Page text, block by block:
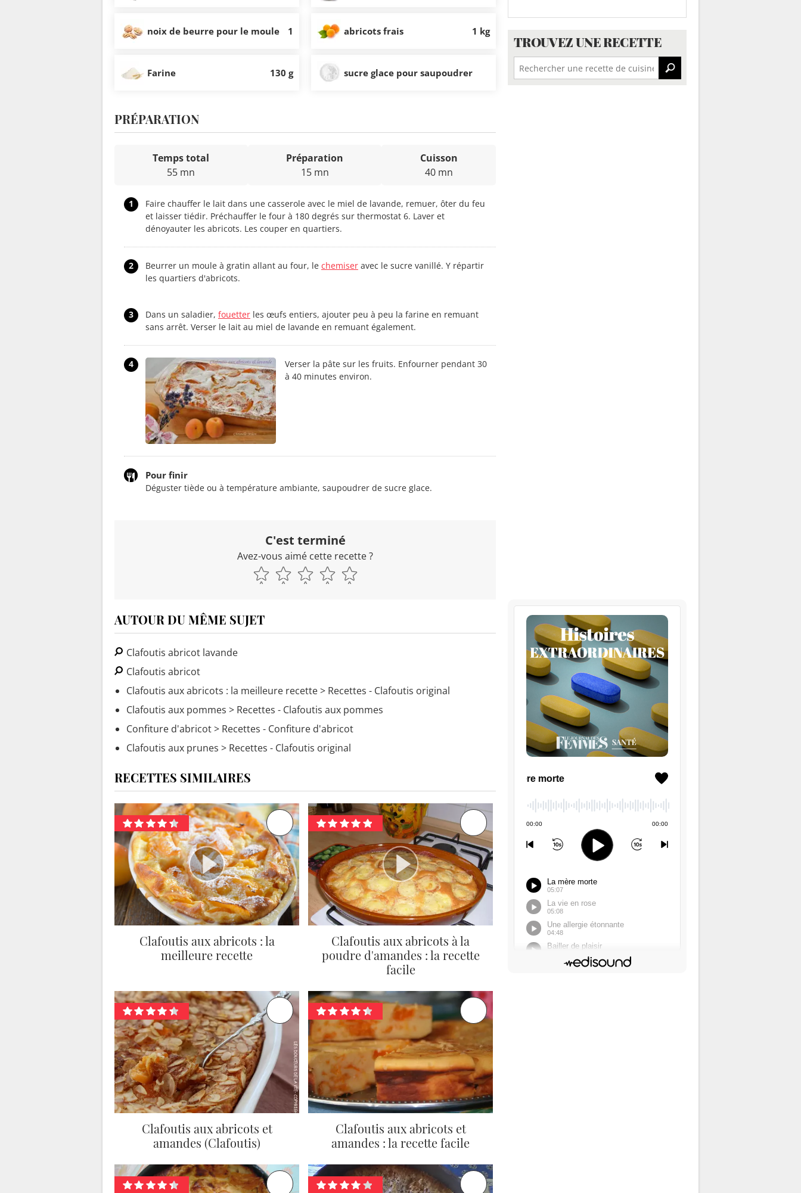
noix de beurre pour le moule 1 abricots frais 1 kg
Farine 130 g sucre glace pour saupoudrer
PRÉPARATION
Temps total
55 mn
Préparation
15 mn
Cuisson
40 mn
1
Faire chauffer le lait dans une casserole avec le miel de lavande, remuer, ôter du feu
et laisser tiédir. Préchauffer le four à 180 degrés sur thermostat 6. Laver et
dénoyauter les abricots. Les couper en quartiers.
2 Beurrer un moule à gratin allant au four, le chemiser avec le sucre vanillé. Y répartir
les quartiers d'abricots.
3 Dans un saladier, fouetter les œufs entiers, ajouter peu à peu la farine en remuant
sans arrêt. Verser le lait au miel de lavande en remuant également.
4
Verser la pâte sur les fruits. Enfourner pendant 30
à 40 minutes environ.
Pour finir
Déguster tiède ou à température ambiante, saupoudrer de sucre glace.
C'est terminé
Avez-vous aimé cette recette ?
AUTOUR DU MÊME SUJET
Clafoutis abricot lavande
Clafoutis abricot
Clafoutis aux abricots : la meilleure recette> Recettes - Clafoutis original
Clafoutis aux pommes > Recettes - Clafoutis aux pommes
Confiture d'abricot> Recettes - Confiture d'abricot
Clafoutis aux prunes > Recettes - Clafoutis original
RECETTES SIMILAIRES
Clafoutis aux abricots : la
meilleure recette
Clafoutis aux abricots à la
poudre d'amandes : la recette
facile
Clafoutis aux abricots et
amandes (Clafoutis)
Clafoutis aux abricots et
amandes : la recette facile
TROUVEZ UNE RECETTE